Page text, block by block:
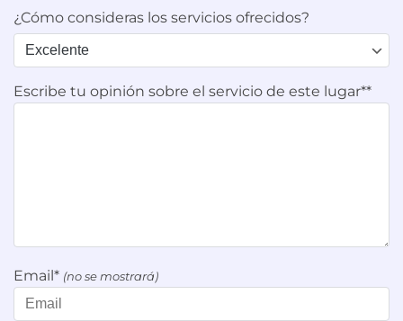
¿Cómo consideras los servicios ofrecidos?
Escribe tu opinión sobre el servicio de este lugar**
Email* (no se mostrará)